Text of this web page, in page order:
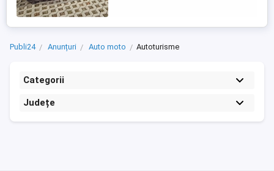
Publi24 Anunțuri Auto moto Autoturisme
Categorii
Județe